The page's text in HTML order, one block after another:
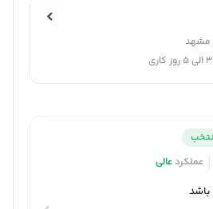
مشهد
عملکردعالی
باشد